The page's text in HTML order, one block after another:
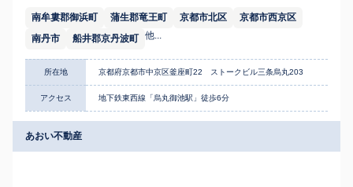
南牟婁郡御浜町 蒲生郡竜王町 京都市北区
京都市西京区
南丹市
船井郡京丹波町 他...
所在地 京都府京都市中京区釜座町22 ストークビル三条烏丸203
アクセス 地下鉄東西線「烏丸御池駅」徒歩6分
あおい不動産